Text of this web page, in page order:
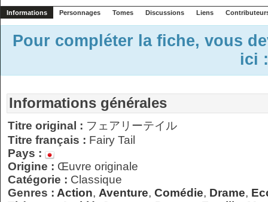
Informations Personnages Tomes Discussions Liens
Pour compléter la fiche, vous
ici
Informations générales
Titre original : フェアリーテイル
Titre français : Fairy Tail
Pays :
Origine : Œuvre originale
Catégorie : Classique
Genres : Action, Aventure, Comédie, Drame,